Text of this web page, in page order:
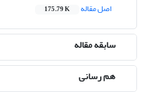
اصل مقاله
175.79 K
سابقه مقاله
هم رسانی